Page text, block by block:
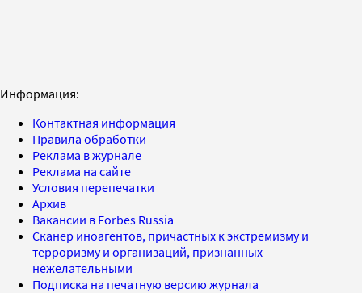
Информация:
Контактная информация
Правила обработки
Реклама в журнале
Реклама на сайте
Условия перепечатки
Архив
Вакансии в Forbes Russia
Сканер иноагентов, причастных к экстремизму и
терроризму и организаций, признанных
нежелательными
Подписка на печатную версию журнала